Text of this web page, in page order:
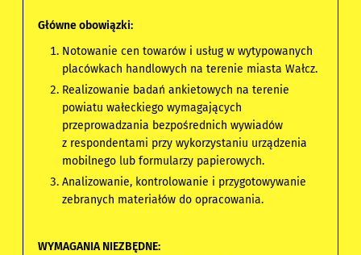
Główne obowiązki:
Notowanie cen towarów i usług w wytypowanych
placówkach handlowych na terenie miasta Wałcz.
Realizowanie badań ankietowych na terenie
powiatu wałeckiego wymagających
przeprowadzania bezpośrednich wywiadów
z respondentami przy wykorzystaniu urządzenia
mobilnego lub formularzy papierowych.
Analizowanie, kontrolowanie i przygotowywanie
zebranych materiałów do opracowania.
WYMAGANIA NIEZBĘDNE: